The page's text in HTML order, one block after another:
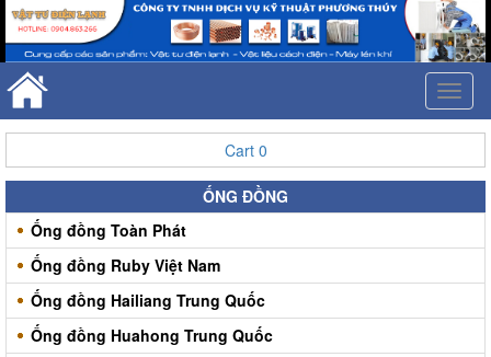
Cart 0
ỐNG ĐỒNG
Ống đồng Toàn Phát
Ống đồng Ruby Việt Nam
Ống đồng Hailiang Trung Quốc
Ống đồng Huahong Trung Quốc